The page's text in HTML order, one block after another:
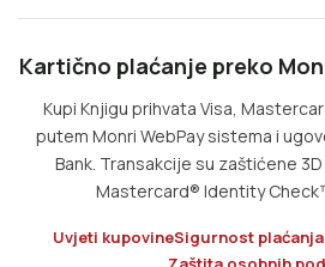
Kartično plaćanje preko
Kupi Knjigu prihvata Visa,
putem Monri WebPay sistema i
Bank. Transakcije su zaštićene
Mastercard® Identity
Uvjeti kupovineSigurnost